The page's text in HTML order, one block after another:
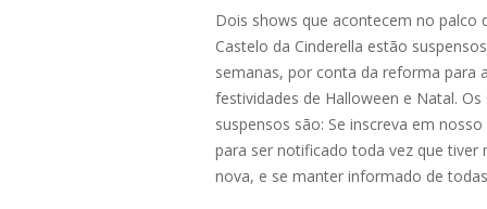
07-
08
Dois shows que acontecem no palco
Castelo da Cinderella estão
semanas, por conta da reforma para
festividades de Halloween e Natal. Os
suspensos são: Se inscreva em
para ser notificado toda vez que tiver
nova, e se manter informado de todas